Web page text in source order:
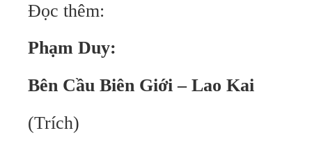
Đọc thêm:
Phạm Duy:
Bên Cầu Biên Giới – Lao Kai
(Trích)